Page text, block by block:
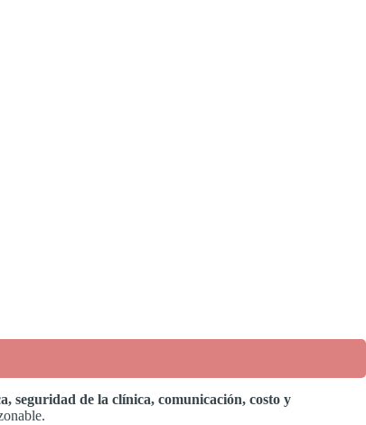
seguridad de la clínica, comunicación, costo y